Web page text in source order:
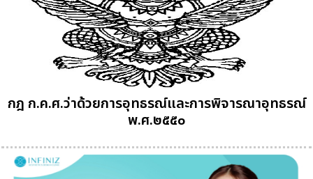
กฎ ก.ค.ศ.ว่าด้วยการอุทธรณ์และการพิจารณาอุทธรณ์
พ.ศ.๒๕๕๐